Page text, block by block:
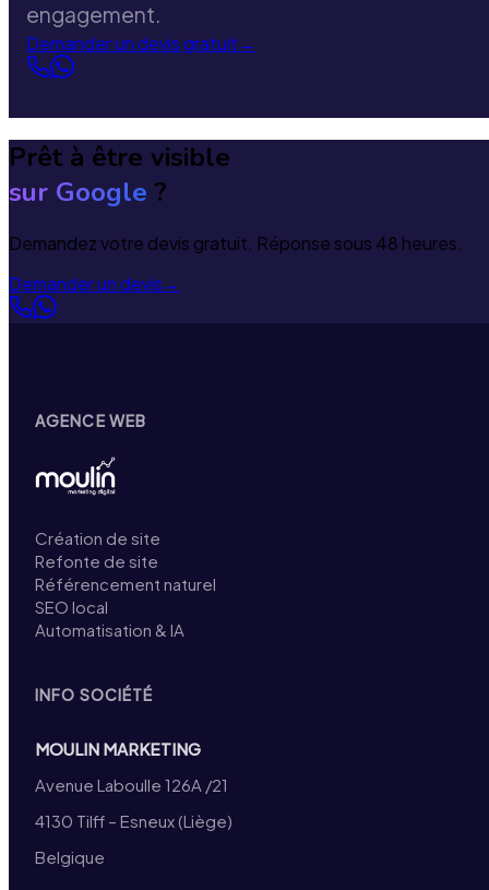
engagement.
Demander un devis gratuit→
Prêt à être visible
sur Google ?
Demandez votre devis gratuit. Réponse sous 48 heures.
Demander un devis→
AGENCE WEB
Création de site
Refonte de site
Référencement naturel
SEO local
Automatisation & IA
INFO SOCIÉTÉ
MOULIN MARKETING
Avenue Laboulle 126A /21
4130 Tilff – Esneux (Liège)
Belgique